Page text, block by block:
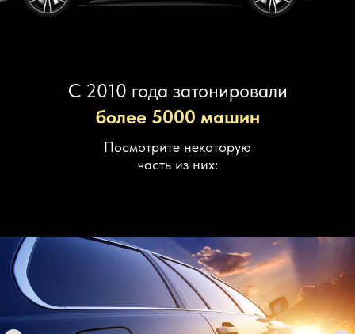
С 2010 года затонировали
более 5000 машин
Посмотрите некоторую
часть из них: